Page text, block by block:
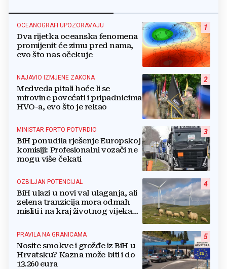
1
OCEANOGRAFI UPOZORAVAJU
Dva rijetka oceanska fenomena
promijenit će zimu pred nama,
evo što nas očekuje
2
NAJAVIO IZMJENE ZAKONA
Medveda pitali hoće li se
mirovine povećati i pripadnicima
HVO-a, evo što je rekao
3
MINISTAR FORTO POTVRDIO
BiH ponudila rješenje Europskoj
komisiji: Profesionalni vozači ne
mogu više čekati
4
OZBILJAN POTENCIJAL
BiH ulazi u novi val ulaganja, ali
zelena tranzicija mora odmah
misliti i na kraj životnog vijeka
5
PRAVILA NA GRANICAMA
Nosite smokve i grožđe iz BiH u
Hrvatsku? Kazna može biti i do
13.260 eura